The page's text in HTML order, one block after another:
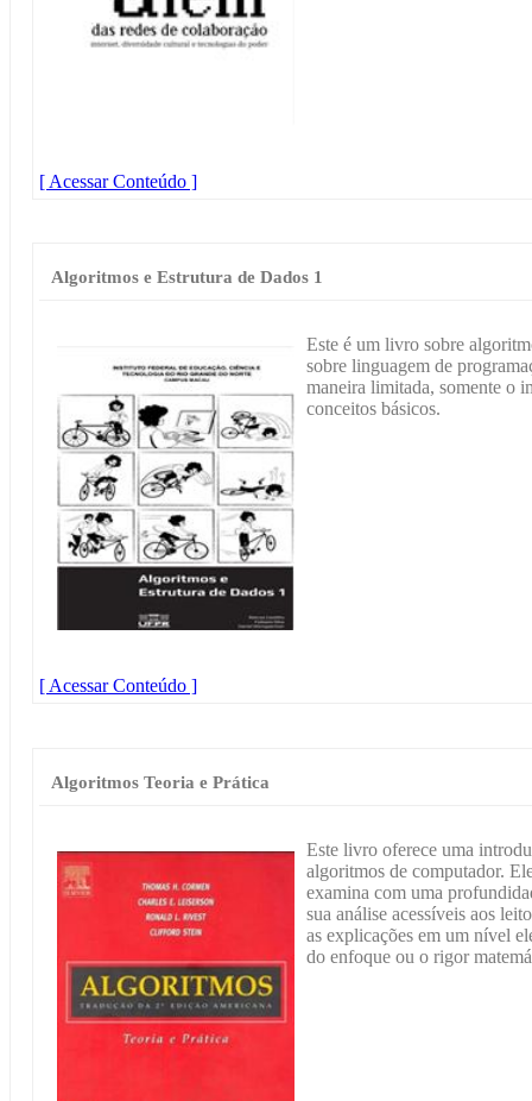
[ Acessar Conteúdo ]
Algoritmos e Estrutura de Dados 1
Este é um livro sobre
sobre linguagem de
maneira limitada, somente o
conceitos básicos.
[ Acessar Conteúdo ]
Algoritmos Teoria e Prática
Este livro oferece uma
algoritmos de computador.
examina com uma
sua análise acessíveis aos
as explicações em um nível
do enfoque ou o rigor